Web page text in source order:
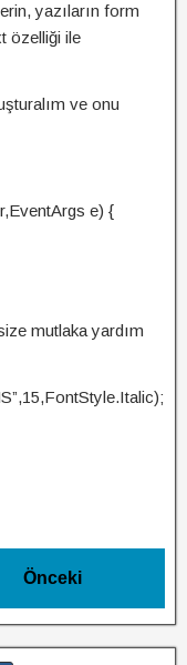
yazıların form
özelliği ile
ve onu
e) {
mutlaka yardım
Önceki